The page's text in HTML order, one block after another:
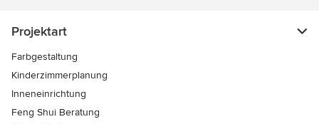
Projektart
Farbgestaltung
Kinderzimmerplanung
Inneneinrichtung
Feng Shui Beratung